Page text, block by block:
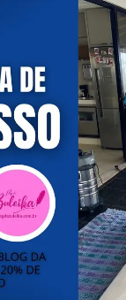
dolor
sit
ac
tortor